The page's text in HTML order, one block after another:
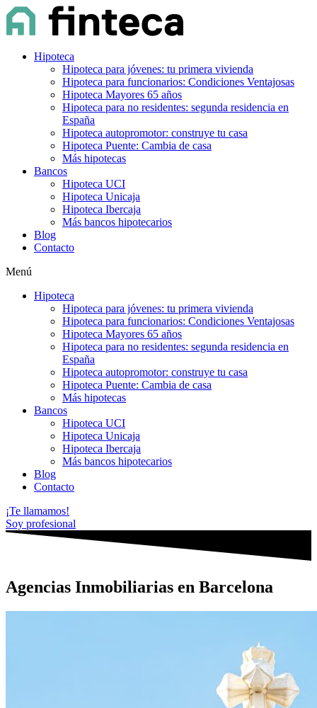
Hipoteca
Hipoteca para jóvenes: tu primera vivienda
Hipoteca para funcionarios: Condiciones Ventajosas
Hipoteca Mayores 65 años
Hipoteca para no residentes: segunda residencia en
España
Hipoteca autopromotor: construye tu casa
Hipoteca Puente: Cambia de casa
Más hipotecas
Bancos
Hipoteca UCI
Hipoteca Unicaja
Hipoteca Ibercaja
Más bancos hipotecarios
Blog
Contacto
Menú
Hipoteca
Hipoteca para jóvenes: tu primera vivienda
Hipoteca para funcionarios: Condiciones Ventajosas
Hipoteca Mayores 65 años
Hipoteca para no residentes: segunda residencia en
España
Hipoteca autopromotor: construye tu casa
Hipoteca Puente: Cambia de casa
Más hipotecas
Bancos
Hipoteca UCI
Hipoteca Unicaja
Hipoteca Ibercaja
Más bancos hipotecarios
Blog
Contacto
¡Te llamamos!
Soy profesional
Agencias Inmobiliarias en Barcelona